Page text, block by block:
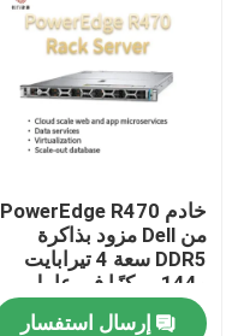
جولة في المصنع
مراقبة الجودة
اتصل بنا
أخبار
خادم PowerEdge R470
من Dell مزود بذاكرة
DDR5 سعة 4 تيرابايت
و144 مركزًا في عامل
شكل حامل 1U
إرسال استفسار